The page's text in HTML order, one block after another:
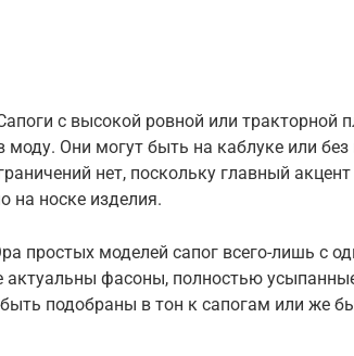
с высокой ровной или тракторной
моду. Они могут быть на каблуке или
нет, поскольку главный
на носке изделия.
простых моделей сапог всего-лишь с
актуальны фасоны, полностью
подобраны в тон к сапогам или же